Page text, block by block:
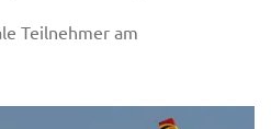
Teilnehmer am